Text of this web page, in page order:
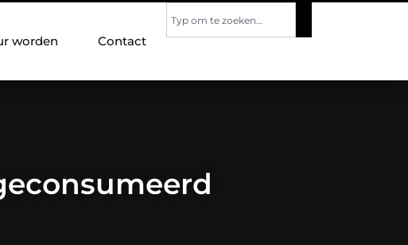
worden Contact